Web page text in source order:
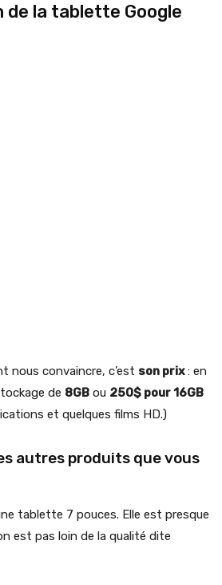
de la tablette Google
nous convaincre, c’est son prix: en
de 8GB ou 250$ pour 16GB
et quelques films HD.)
autres produits que vous
tablette 7 pouces. Elle est presque
est pas loin de la qualité dite